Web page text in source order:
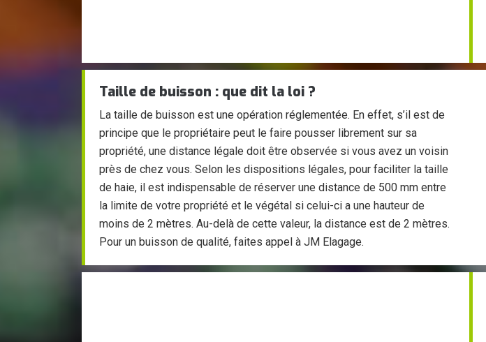
Taille de buisson : que dit la loi ?
La taille de buisson est une opération réglementée. En effet, s’il est de
principe que le propriétaire peut le faire pousser librement sur sa
propriété, une distance légale doit être observée si vous avez un voisin
près de chez vous. Selon les dispositions légales, pour faciliter la taille
de haie, il est indispensable de réserver une distance de 500 mm entre
la limite de votre propriété et le végétal si celui-ci a une hauteur de
moins de 2 mètres. Au-delà de cette valeur, la distance est de 2 mètres.
Pour un buisson de qualité, faites appel à JM Elagage.